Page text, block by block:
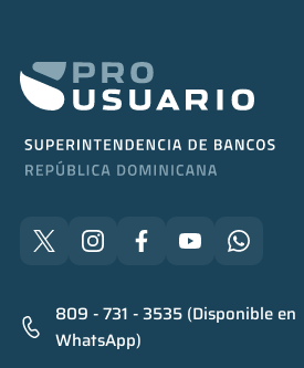
809 - 731 - 3535 (Disponible en
WhatsApp)